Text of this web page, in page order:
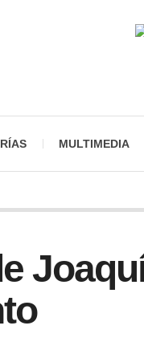
MULTIMEDIA